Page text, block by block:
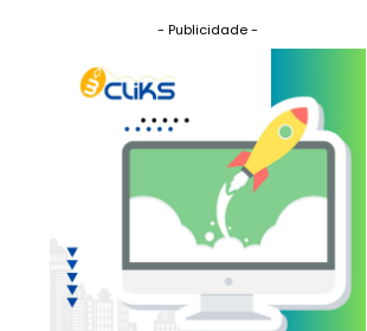
- Publicidade -